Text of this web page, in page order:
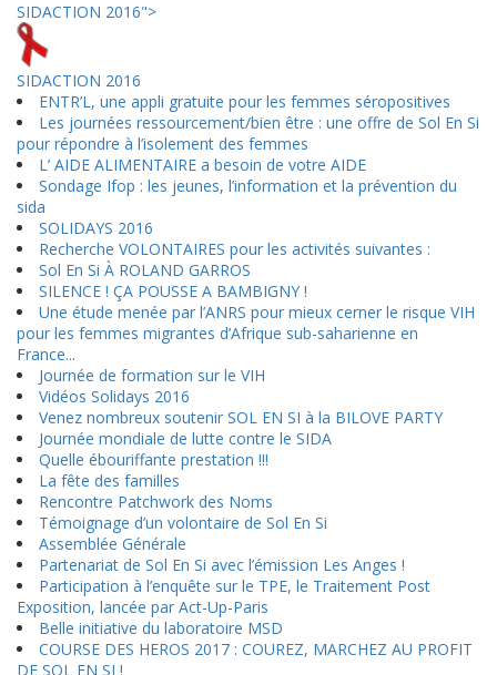
SIDACTION 2016">
SIDACTION 2016
ENTR’L, une appli gratuite pour les femmes séropositives
Les journées ressourcement/bien être : une offre de Sol En Si
pour répondre à l’isolement des femmes
L’ AIDE ALIMENTAIRE a besoin de votre AIDE
Sondage Ifop : les jeunes, l’information et la prévention du
sida
SOLIDAYS 2016
Recherche VOLONTAIRES pour les activités suivantes :
Sol En Si À ROLAND GARROS
SILENCE ! ÇA POUSSE A BAMBIGNY !
Une étude menée par l’ANRS pour mieux cerner le risque VIH
pour les femmes migrantes d’Afrique sub-saharienne en
France...
Journée de formation sur le VIH
Vidéos Solidays 2016
Venez nombreux soutenir SOL EN SI à la BILOVE PARTY
Journée mondiale de lutte contre le SIDA
Quelle ébouriffante prestation !!!
La fête des familles
Rencontre Patchwork des Noms
Témoignage d’un volontaire de Sol En Si
Assemblée Générale
Partenariat de Sol En Si avec l’émission Les Anges !
Participation à l’enquête sur le TPE, le Traitement Post
Exposition, lancée par Act-Up-Paris
Belle initiative du laboratoire MSD
COURSE DES HEROS 2017 : COUREZ, MARCHEZ AU PROFIT
DE SOL EN SI !